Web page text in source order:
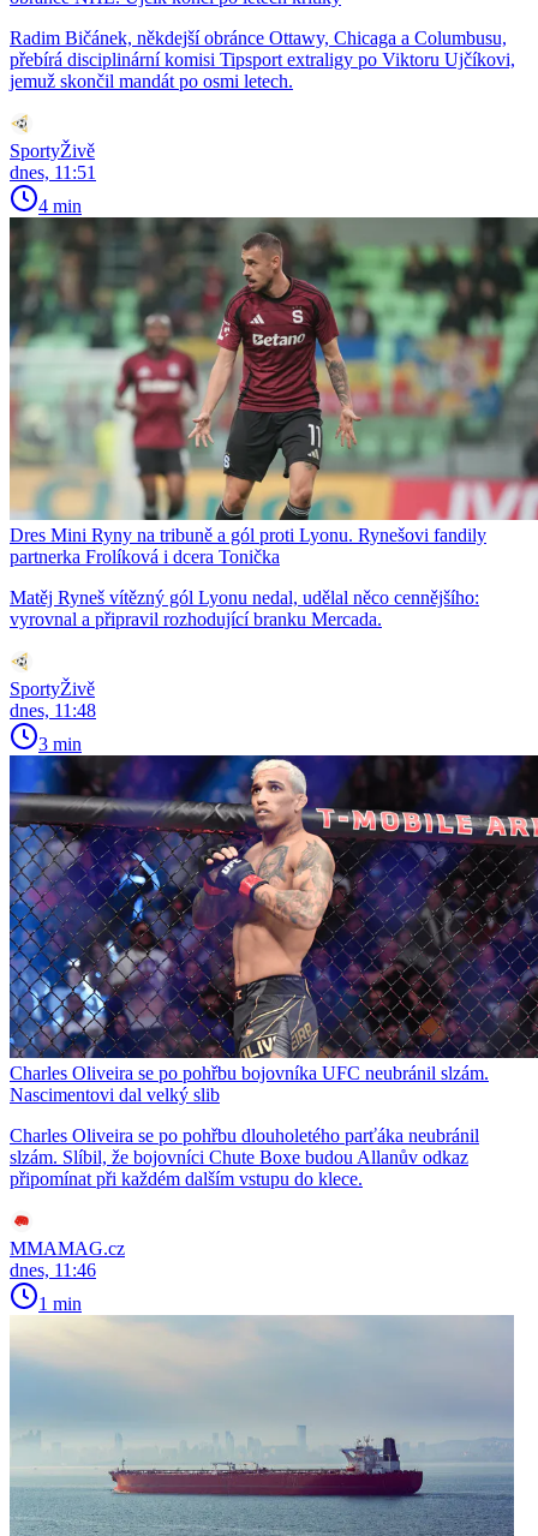
Radim Bičánek, někdejší obránce Ottawy, Chicaga a Columbusu,
přebírá disciplinární komisi Tipsport extraligy po Viktoru Ujčíkovi,
jemuž skončil mandát po osmi letech.
SportyŽivě
dnes, 11:51
4 min
Dres Mini Ryny na tribuně a gól proti Lyonu. Rynešovi fandily
partnerka Frolíková i dcera Tonička
Matěj Ryneš vítězný gól Lyonu nedal, udělal něco cennějšího:
vyrovnal a připravil rozhodující branku Mercada.
SportyŽivě
dnes, 11:48
3 min
Charles Oliveira se po pohřbu bojovníka UFC neubránil slzám.
Nascimentovi dal velký slib
Charles Oliveira se po pohřbu dlouholetého parťáka neubránil
slzám. Slíbil, že bojovníci Chute Boxe budou Allanův odkaz
připomínat při každém dalším vstupu do klece.
MMAMAG.cz
dnes, 11:46
1 min